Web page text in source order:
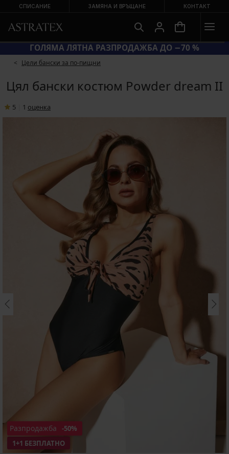
СПИСАНИЕ ЗАМЯНА И ВРЪЩАНЕ КОНТАКТ
КОД BRA20 = СУТИЕНИ −20 %
Цели бански за по-пищни
Цял бански костюм Powder dream II
5 1 oценка
1+1 БЕЗПЛАТНО
Разпродажба -50%